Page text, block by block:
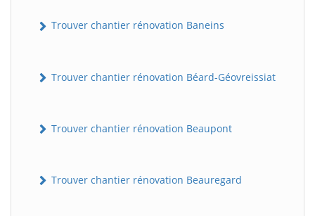
Trouver chantier rénovation Baneins
Trouver chantier rénovation Béard-Géovreissiat
Trouver chantier rénovation Beaupont
Trouver chantier rénovation Beauregard